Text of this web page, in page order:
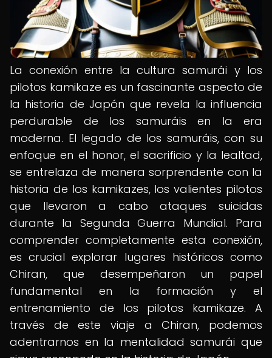
La conexión entre la cultura samurái y los
pilotos kamikaze es un fascinante aspecto de
la historia de Japón que revela la influencia
perdurable de los samuráis en la era
moderna. El legado de los samuráis, con su
enfoque en el honor, el sacrificio y la lealtad,
se entrelaza de manera sorprendente con la
historia de los kamikazes, los valientes pilotos
que llevaron a cabo ataques suicidas
durante la Segunda Guerra Mundial. Para
comprender completamente esta conexión,
es crucial explorar lugares históricos como
Chiran, que desempeñaron un papel
fundamental en la formación y el
entrenamiento de los pilotos kamikaze. A
través de este viaje a Chiran, podemos
adentrarnos en la mentalidad samurái que